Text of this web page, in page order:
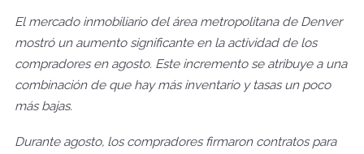
El mercado inmobiliario del área metropolitana de Denver
mostró un aumento significante en la actividad de los
compradores en agosto. Este incremento se atribuye a una
combinación de que hay más inventario y tasas un poco
más bajas.
Durante agosto, los compradores firmaron contratos para